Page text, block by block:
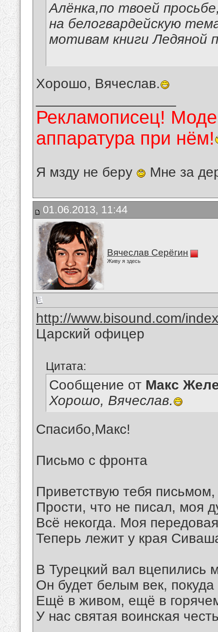
Алёнка,по твоей
на белогвардейскую
мотивам книги Ледяной
Хорошо, Вячеслав.
Рекламописец!
аппаратура при нём!
Я мзду не беру Мне за
01.06.2013, 11:44
Вячеслав Серёгин
Живу я здесь
http://www.bisound.com/
Царский офицер
Цитата:
Сообщение от Макс
Хорошо, Вячеслав.
Спасибо,Макс!
Письмо с фронта
Приветствую тебя
Прости, что не писал, моя
Всё некогда. Моя передовая
Теперь лежит у края
В Турецкий вал вцепились
Он будет белым век, покуда
Ещё в живом, ещё в
У нас святая воинская